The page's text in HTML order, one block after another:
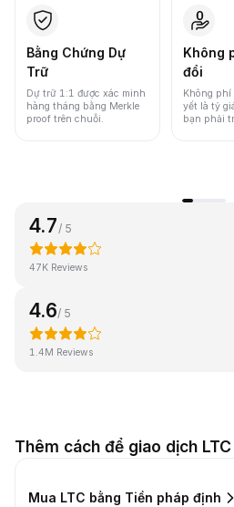
Bằng Chứng Dự
Trữ
Dự trữ 1:1 được xác minh
hàng tháng bằng Merkle
proof trên chuỗi.
Không
đổi
Không phí
yết là tỷ
bạn phải
4.7 / 5
47K Reviews
4.6/ 5
1.4M Reviews
Thêm cách để giao dịch LTC
Mua LTC bằng Tiền pháp định